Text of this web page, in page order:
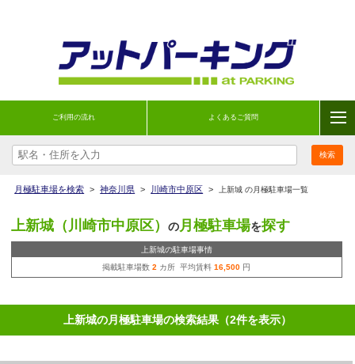
ご利用の流れ よくあるご質問
月極駐車場を検索 > 神奈川県 > 川崎市中原区 > 上新城 の月極駐車場一覧
上新城（川崎市中原区） の月極駐車場を探す
上新城の駐車場事情
掲載駐車場数2 カ所 平均賃料16,500 円
上新城の月極駐車場の検索結果（2件を表示）